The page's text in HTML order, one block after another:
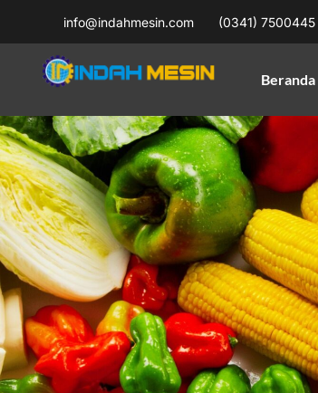
info@indahmesin.com (0341) 7500445
Beranda